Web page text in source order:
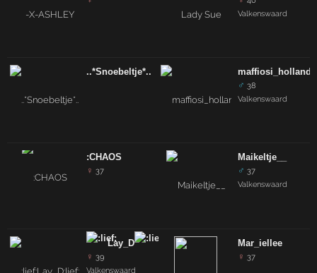
..*Snoebeltje*..
:CHAOS
♀ 37
Lay_D
♀ 39
Valkenswaard
Valkenswaard
maffiosi_holland
♂ 38
Valkenswaard
Maikeltje__
♂ 37
Valkenswaard
Mar_iellee
♀ 37